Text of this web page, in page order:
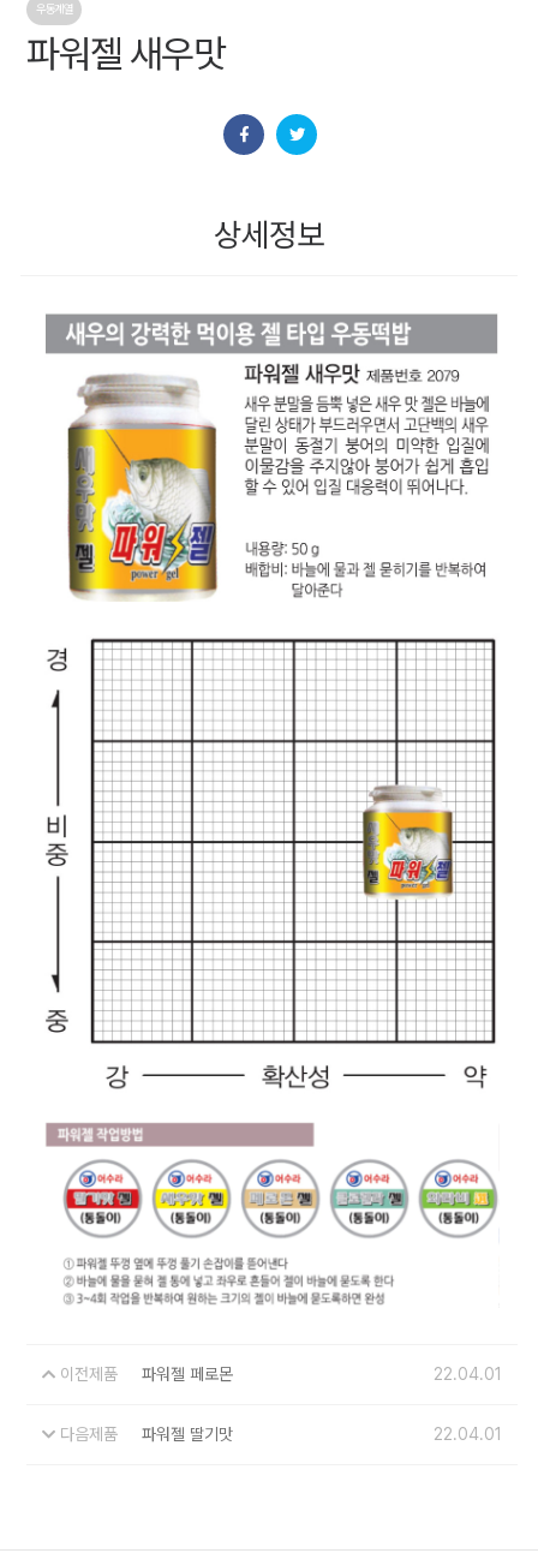
우동계열
파워젤 새우맛
상세정보
이전제품 파워젤 페로몬 22.04.01
다음제품 파워젤 딸기맛 22.04.01